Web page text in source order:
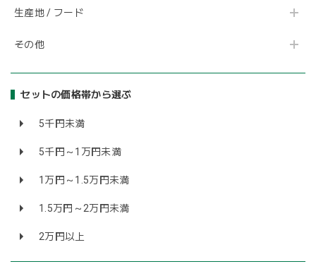
生産地 / フード
その他
セットの価格帯から選ぶ
5千円未満
5千円～1万円未満
1万円～1.5万円未満
1.5万円～2万円未満
2万円以上